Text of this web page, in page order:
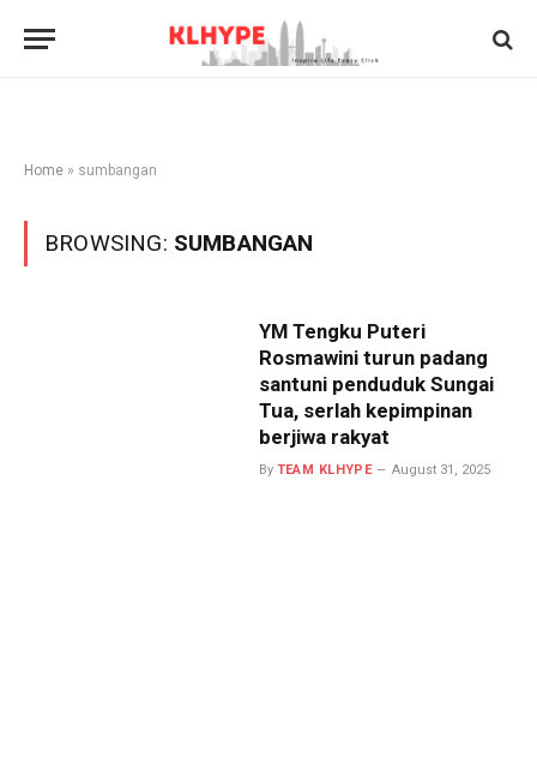
Home » sumbangan
BROWSING: SUMBANGAN
YM Tengku Puteri
Rosmawini turun padang
santuni penduduk Sungai
Tua, serlah kepimpinan
berjiwa rakyat
By TEAM KLHYPE August 31, 2025